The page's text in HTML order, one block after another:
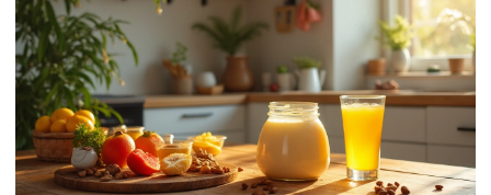
дадим практические советы по составлению вашего
рациона.